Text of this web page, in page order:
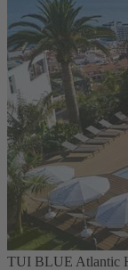
TUI BLUE Atlantic